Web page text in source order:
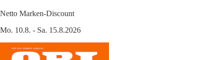
Netto Marken-Discount
Mo. 10.8. - Sa. 15.8.2026